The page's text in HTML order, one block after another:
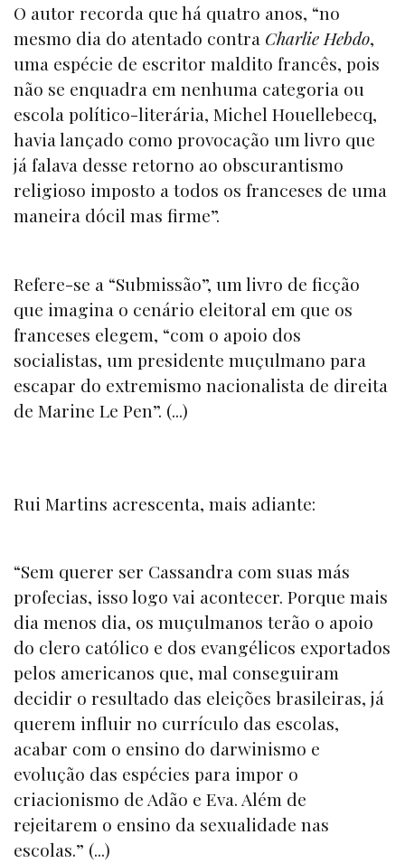
O autor recorda que há quatro anos, “no
mesmo dia do atentado contra Charlie Hebdo,
uma espécie de escritor maldito francês, pois
não se enquadra em nenhuma categoria ou
escola político-literária, Michel Houellebecq,
havia lançado como provocação um livro que
já falava desse retorno ao obscurantismo
religioso imposto a todos os franceses de uma
maneira dócil mas firme”.
Refere-se a “Submissão”, um livro de ficção
que imagina o cenário eleitoral em que os
franceses elegem, “com o apoio dos
socialistas, um presidente muçulmano para
escapar do extremismo nacionalista de direita
de Marine Le Pen”. (...)
Rui Martins acrescenta, mais adiante:
“Sem querer ser Cassandra com suas más
profecias, isso logo vai acontecer. Porque mais
dia menos dia, os muçulmanos terão o apoio
do clero católico e dos evangélicos exportados
pelos americanos que, mal conseguiram
decidir o resultado das eleições brasileiras, já
querem influir no currículo das escolas,
acabar com o ensino do darwinismo e
evolução das espécies para impor o
criacionismo de Adão e Eva. Além de
rejeitarem o ensino da sexualidade nas
escolas.” (...)